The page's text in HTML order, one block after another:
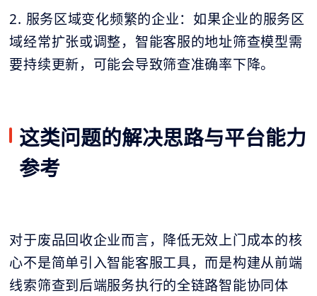
2. 服务区域变化频繁的企业：如果企业的服务区
域经常扩张或调整，智能客服的地址筛查模型需
要持续更新，可能会导致筛查准确率下降。
这类问题的解决思路与平台能力
参考
对于废品回收企业而言，降低无效上门成本的核
心不是简单引入智能客服工具，而是构建从前端
线索筛查到后端服务执行的全链路智能协同体